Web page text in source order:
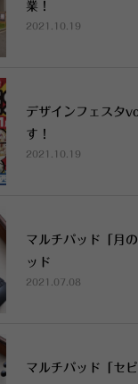
業！
2021.10.19
デザインフェスタ
す！
2021.10.19
マルチパッド「月
ッド
2021.07.08
マルチパッド「セ